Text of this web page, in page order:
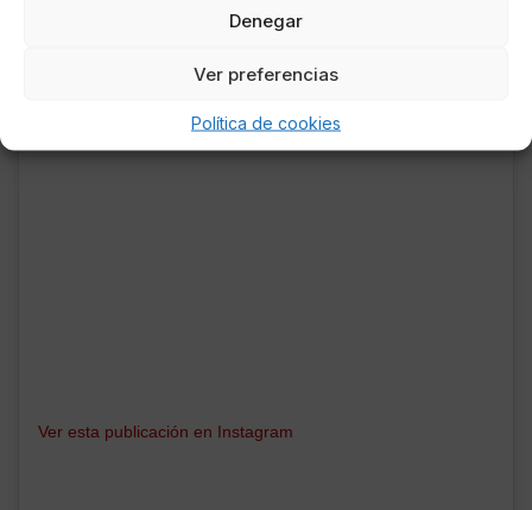
Denegar
Ver preferencias
Política de cookies
por mencionar a algunas.
Ver esta publicación en Instagram